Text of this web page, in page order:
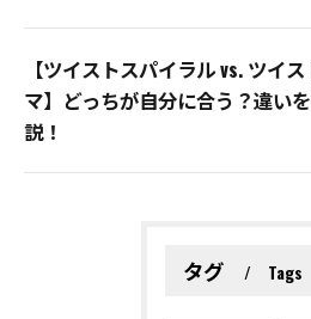
【ツイストスパイラル vs. ツイ
マ】どっちが自分に合う？違い
説！
タグ Tags